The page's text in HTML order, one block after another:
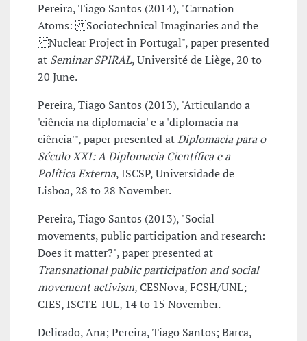
Pereira, Tiago Santos (2014), "Carnation
Atoms: Sociotechnical Imaginaries and the
Nuclear Project in Portugal", paper presented
at Seminar SPIRAL, Université de Liège, 20 to
20 June.
Pereira, Tiago Santos (2013), "Articulando a
'ciência na diplomacia' e a 'diplomacia na
ciência'", paper presented atDiplomacia para o
Século XXI: A Diplomacia Científica e a
Política Externa, ISCSP, Universidade de
Lisboa, 28 to 28 November.
Pereira, Tiago Santos (2013), "Social
movements, public participation and research:
Does it matter?", paper presented at
Transnational public participation and social
movement activism, CESNova, FCSH/UNL;
CIES, ISCTE-IUL, 14 to 15 November.
Delicado, Ana; Pereira, Tiago Santos; Barca,